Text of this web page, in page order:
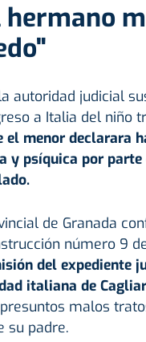
autoridad judicial
a Italia del niño
el menor declarara
y psíquica por
de Granada
número 9
del expediente
italiana de
malos
su padre.